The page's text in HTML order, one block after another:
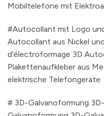
Mobiltelefone mit
#Autocollant mit Logo
Autocollant aus Nickel
d'électroformage 3D
Plakettenaufkleber aus
elektrische Telefongeräte
# 3D-Galvanoformung